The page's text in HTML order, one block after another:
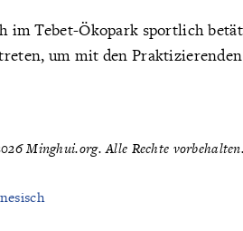
im Tebet-Ökopark sportlich
um mit den
Minghui.org. Alle Rechte vorbehalten.